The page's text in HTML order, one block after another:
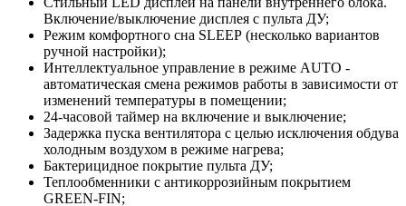
Включение/выключение дисплея с пульта ДУ;
Режим комфортного сна SLЕЕР (несколько вариантов
ручной настройки);
Интеллектуальное управление в режиме AUTO -
автоматическая смена режимов работы в зависимости от
изменений температуры в помещении;
24-часовой таймер на включение и выключение;
Задержка пуска вентилятора с целью исключения обдува
холодным воздухом в режиме нагрева;
Бактерицидное покрытие пульта ДУ;
Теплообменники с антикоррозийным покрытием
GREEN-FIN;